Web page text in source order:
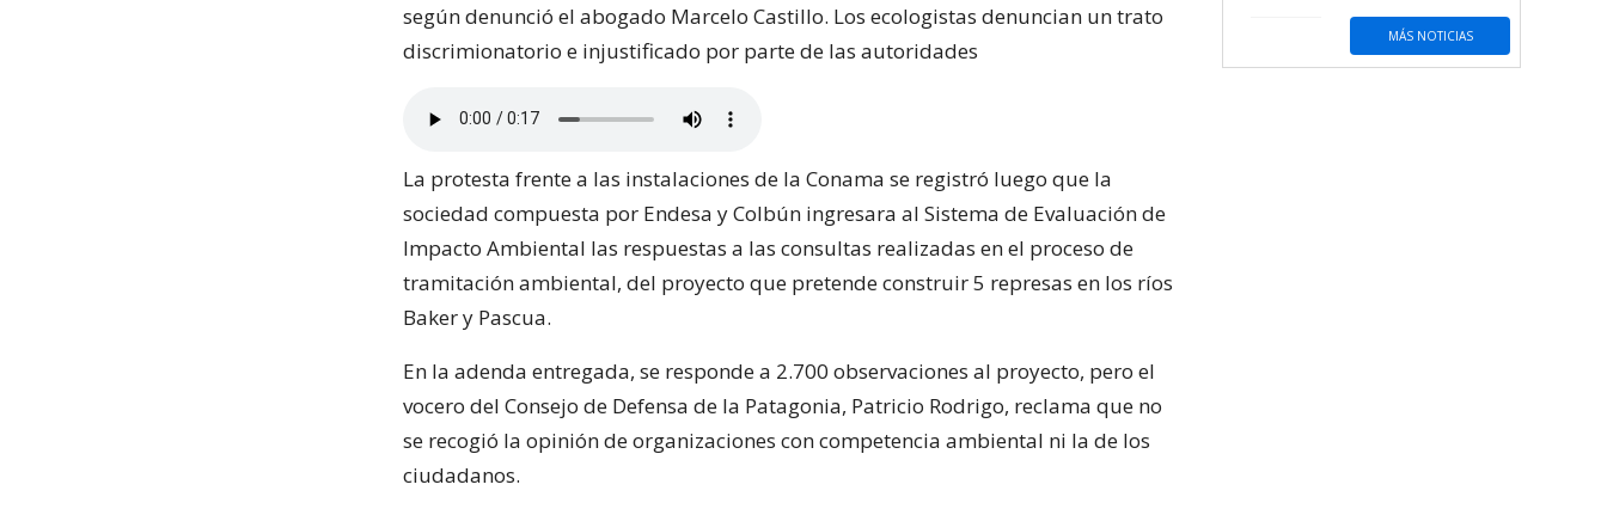
según denunció el abogado Marcelo Castillo. Los ecologistas denuncian un trato
discrimionatorio e injustificado por parte de las autoridades
La protesta frente a las instalaciones de la Conama se registró luego que la
sociedad compuesta por Endesa y Colbún ingresara al Sistema de Evaluación de
Impacto Ambiental las respuestas a las consultas realizadas en el proceso de
tramitación ambiental, del proyecto que pretende construir 5 represas en los ríos
Baker y Pascua.
En la adenda entregada, se responde a 2.700 observaciones al proyecto, pero el
vocero del Consejo de Defensa de la Patagonia, Patricio Rodrigo, reclama que no
se recogió la opinión de organizaciones con competencia ambiental ni la de los
ciudadanos.
MÁS NOTICIAS